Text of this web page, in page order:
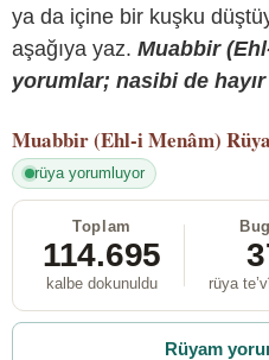
ya da içine bir kuşku
aşağıya yaz. Muabbir
yorumlar; nasibi de hayır
Muabbir (Ehl-i Menâm)
rüya yorumluyor
Toplam
114.695
kalbe dokunuldu rüya
Rüyam